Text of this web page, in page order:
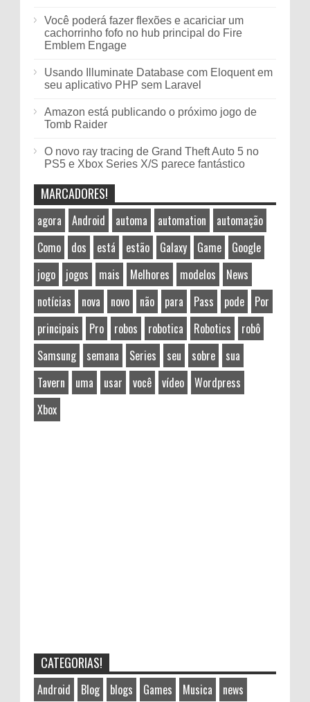
Você poderá fazer flexões e acariciar um
cachorrinho fofo no hub principal do Fire
Emblem Engage
Usando Illuminate Database com Eloquent em
seu aplicativo PHP sem Laravel
Amazon está publicando o próximo jogo de
Tomb Raider
O novo ray tracing de Grand Theft Auto 5 no
PS5 e Xbox Series X/S parece fantástico
MARCADORES!
agora Android automa automation
automação
Como
dos está estão Galaxy Game
Google
jogo
jogos mais Melhores modelos
News
notícias
nova novo não para Pass pode
Por
principais
Pro robos robotica Robotics
robô
Samsung
semana Series seu sobre
sua
Tavern
uma usar você vídeo
Wordpress
Xbox
CATEGORIAS!
Android Blog blogs Games Musica news